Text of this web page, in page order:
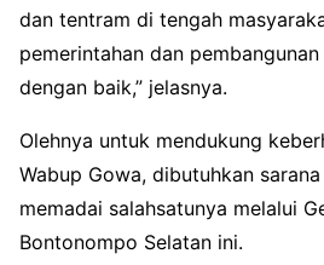
dan tentram di tengah
pemerintahan dan
dengan baik,” jelasnya.
Olehnya untuk mendukung
Wabup Gowa, dibutuhkan
memadai salahsatunya melalui
Bontonompo Selatan ini.